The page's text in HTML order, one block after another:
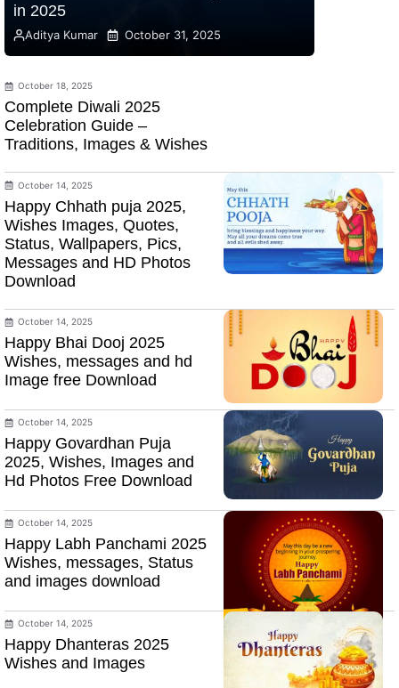
in 2025
Aditya Kumar October 31, 2025
October 18, 2025
Complete Diwali 2025
Celebration Guide –
Traditions, Images & Wishes
October 14, 2025
Happy Chhath puja 2025,
Wishes Images, Quotes,
Status, Wallpapers, Pics,
Messages and HD Photos
Download
October 14, 2025
Happy Bhai Dooj 2025
Wishes, messages and hd
Image free Download
October 14, 2025
Happy Govardhan Puja
2025, Wishes, Images and
Hd Photos Free Download
October 14, 2025
Happy Labh Panchami 2025
Wishes, messages, Status
and images download
October 14, 2025
Happy Dhanteras 2025
Wishes and Images